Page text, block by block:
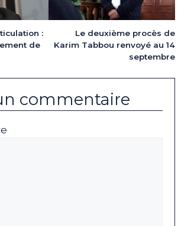
:
de
Le deuxième procès de
Karim Tabbou renvoyé au 14
septembre
commentaire